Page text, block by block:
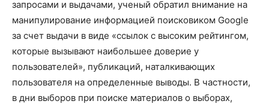
запросами и выдачами, ученый обратил внимание на
манипулирование информацией поисковиком Google
за счет выдачи в виде «ссылок с высоким рейтингом,
которые вызывают наибольшее доверие у
пользователей», публикаций, наталкивающих
пользователя на определенные выводы. В частности,
в дни выборов при поиске материалов о выборах,